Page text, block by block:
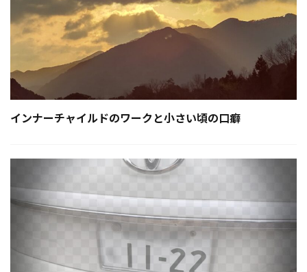
インナーチャイルドのワークと小さい頃の口癖